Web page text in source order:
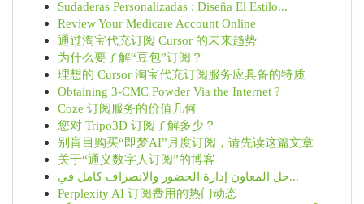
Sudaderas Personalizadas : Diseña El Estilo...
Review Your Medicare Account Online
通过淘宝代充订阅 Cursor 的未来趋势
为什么要了解“豆包”订阅？
理想的 Cursor 淘宝代充订阅服务应具备的特质
Obtaining 3-CMC Powder Via the Internet ?
Coze 订阅服务的价值几何
您对 Tripo3D 订阅了解多少？
别盲目购买“即梦AI”月度订阅，请先读这篇文章
关于“通义数字人订阅”的博客
حل المعاون إدارة الحضور والانصراف كامل في...
Perplexity AI 订阅费用的热门动态